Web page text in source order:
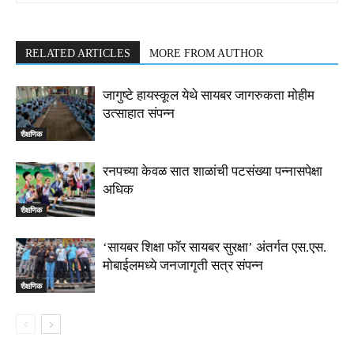
RELATED ARTICLES MORE FROM AUTHOR
शैक्षणिक
जागुष्टे हायस्कूल येथे सायबर जागरुकता मोहीम
उत्साहात संपन्न
शैक्षणिक
रनपच्या केवळ सात शाळांची पटसंख्या पन्नासपेक्षा
अधिक
शैक्षणिक
‘सायबर शिक्षा फॉर सायबर सुरक्षा’ अंतर्गत एस.एस.
मोबाईलमध्ये जनजागृती सत्र संपन्न